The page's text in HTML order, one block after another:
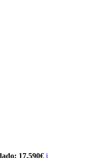
17.590€ i